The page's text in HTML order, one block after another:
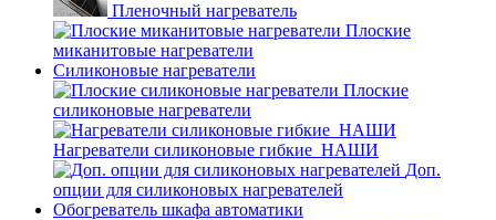
Пленочный нагреватель
Плоские
миканитовые нагреватели
Силиконовые нагреватели
Плоские
силиконовые нагреватели
Нагреватели силиконовые гибкие_НАШИ
Доп.
опции для силиконовых нагревателей
Обогреватель шкафа автоматики